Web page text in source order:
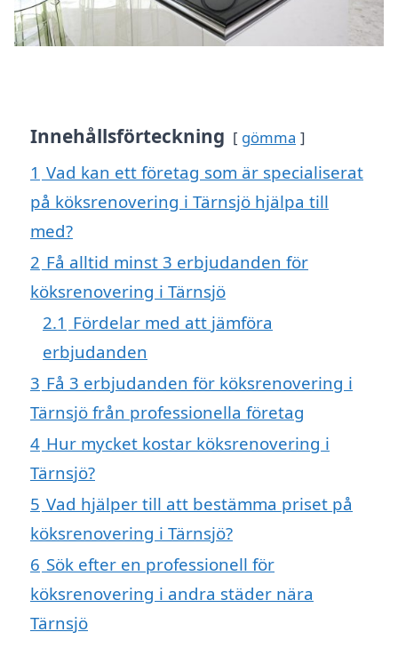
Innehållsförteckning gömma
1 Vad kan ett företag som är specialiserat
på köksrenovering i Tärnsjö hjälpa till
med?
2 Få alltid minst 3 erbjudanden för
köksrenovering i Tärnsjö
2.1 Fördelar med att jämföra
erbjudanden
3 Få 3 erbjudanden för köksrenovering i
Tärnsjö från professionella företag
4 Hur mycket kostar köksrenovering i
Tärnsjö?
5 Vad hjälper till att bestämma priset på
köksrenovering i Tärnsjö?
6 Sök efter en professionell för
köksrenovering i andra städer nära
Tärnsjö